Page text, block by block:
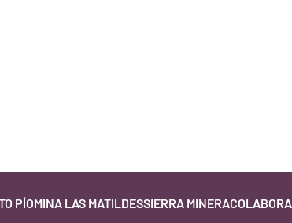
PÍOMINA LAS MATILDESSIERRA MINERACOLABORA